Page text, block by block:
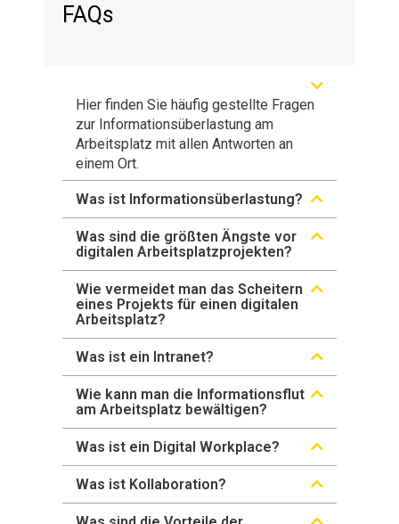
FAQs
Hier finden Sie häufig gestellte Fragen
zur Informationsüberlastung am
Arbeitsplatz mit allen Antworten an
einem Ort.
Was ist Informationsüberlastung?
Was sind die größten Ängste vor
digitalen Arbeitsplatzprojekten?
Wie vermeidet man das Scheitern
eines Projekts für einen digitalen
Arbeitsplatz?
Was ist ein Intranet?
Wie kann man die Informationsflut
am Arbeitsplatz bewältigen?
Was ist ein Digital Workplace?
Was ist Kollaboration?